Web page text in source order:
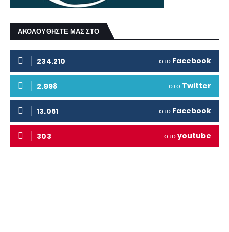
ΑΚΟΛΟΥΘΗΣΤΕ ΜΑΣ ΣΤΟ
234.210 στο Facebook
2.998 στο Twitter
13.061 στο Facebook
303 στοyoutube